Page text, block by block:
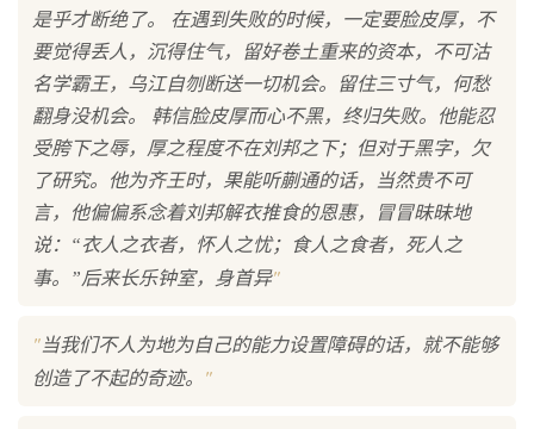
是乎才断绝了。 在遇到失败的时候，一定要脸皮厚，不
要觉得丢人，沉得住气，留好卷土重来的资本，不可沽
名学霸王，乌江自刎断送一切机会。留住三寸气，何愁
翻身没机会。 韩信脸皮厚而心不黑，终归失败。他能忍
受胯下之辱，厚之程度不在刘邦之下；但对于黑字，欠
了研究。他为齐王时，果能听蒯通的话，当然贵不可
言，他偏偏系念着刘邦解衣推食的恩惠，冒冒昧昧地
说：“衣人之衣者，怀人之忧；食人之食者，死人之
事。”后来长乐钟室，身首异"
"当我们不人为地为自己的能力设置障碍的话，就不能够
创造了不起的奇迹。
"